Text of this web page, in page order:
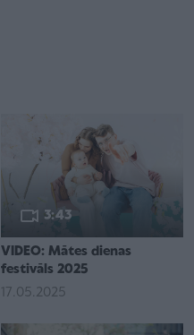
3:43
VIDEO: Mātes dienas
festivāls 2025
17.05.2025